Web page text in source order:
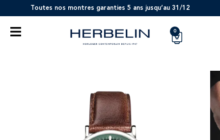
Toutes nos montres garanties 5 ans jusqu’au 31/12
0